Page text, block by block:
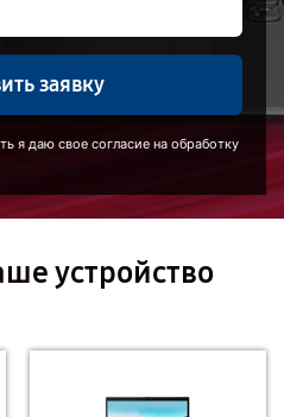
заявку
я даю свое согласие на обработку
устройство